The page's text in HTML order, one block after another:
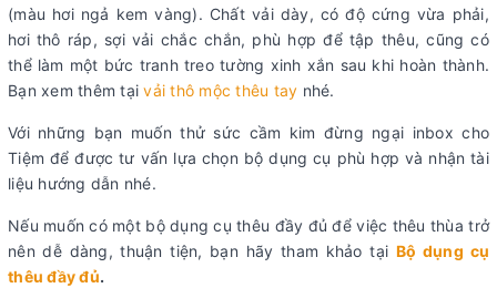
(màu hơi ngả kem vàng). Chất vải dày, có độ cứng vừa phải,
hơi thô ráp, sợi vải chắc chắn, phù hợp để tập thêu, cũng có
thể làm một bức tranh treo tường xinh xắn sau khi hoàn thành.
Bạn xem thêm tạivải thô mộc thêu tay nhé.
Với những bạn muốn thử sức cầm kim đừng ngại inbox cho
Tiệm để được tư vấn lựa chọn bộ dụng cụ phù hợp và nhận tài
liệu hướng dẫn nhé.
Nếu muốn có một bộ dụng cụ thêu đầy đủ để việc thêu thùa trở
nên dễ dàng, thuận tiện, bạn hãy tham khảo tại Bộ dụng cụ
thêu đầy đủ.